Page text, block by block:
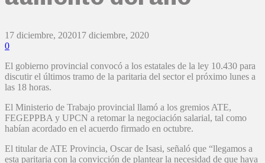
17 diciembre, 202017 diciembre, 2020
0
El gobierno provincial convocó a los estatales de la ley 10.430 para
discutir el últimos tramo de la paritaria del sector el próximo lunes a
las 18 horas.
El Ministerio de Trabajo provincial llamó a los gremios ATE,
FEGEPPBA y UPCN a retomar la negociación salarial, tal como
habían acordado en el acuerdo firmado en octubre.
El titular de ATE Provincia, Oscar de Isasi, señaló que “llegamos a
esta paritaria con la convicción de plantear la necesidad de que haya